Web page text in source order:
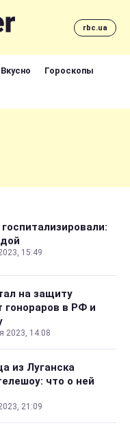
rbc.ua
Вкусно Гороскопы
15:49
на защиту
гонораров в РФ и
2023, 14:08
из Луганска
что о ней
21:09